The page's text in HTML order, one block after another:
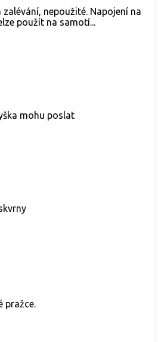
nepoužité. Napojení na
použít na samotí...
mohu poslat
pražce.